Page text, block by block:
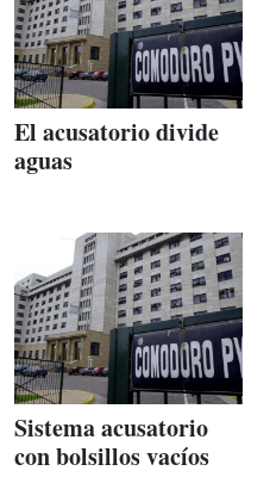
El acusatorio divide
aguas
Sistema acusatorio
con bolsillos vacíos